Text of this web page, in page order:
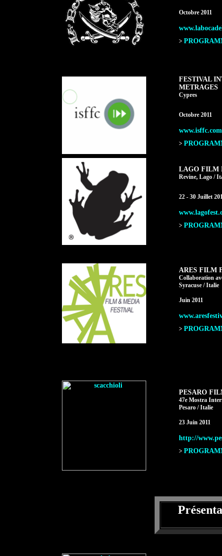
Octobre 2011
>
FESTIVAL
METRAGES
Cypres
Octobre 2011
>
LAGO FILM
Revine, Lago /
22 - 30 Juillet
>
ARES FILM
Collaboration
Syracuse / Italie
Juin 2011
>
PESARO
47e Mostra
Pesaro / Italie
23 Juin 2011
http://
>